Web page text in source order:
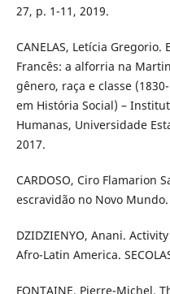
27, p. 1-11, 2019.
CANELAS, Letícia
Francês: a alforria na
gênero, raça e classe
em História Social) –
Humanas, Universidade
2017.
CARDOSO, Ciro Flamarion
escravidão no Novo
DZIDZIENYO, Anani.
Afro-Latin America.
FONTAINE, Pierre-Michel.